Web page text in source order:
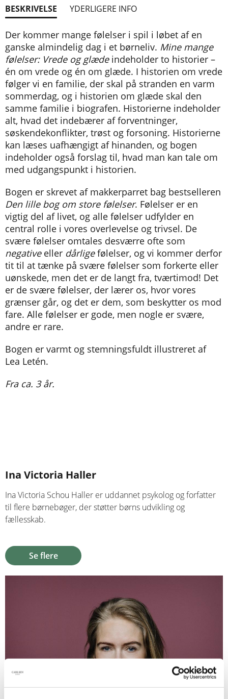
BESKRIVELSE YDERLIGERE INFO
Der kommer mange følelser i spil i løbet af en
ganske almindelig dag i et børneliv. Mine mange
følelser: Vrede og glædeindeholder to historier –
én om vrede og én om glæde. I historien om vrede
følger vi en familie, der skal på stranden en varm
sommerdag, og i historien om glæde skal den
samme familie i biografen. Historierne indeholder
alt, hvad det indebærer af forventninger,
søskendekonflikter, trøst og forsoning. Historierne
kan læses uafhængigt af hinanden, og bogen
indeholder også forslag til, hvad man kan tale om
med udgangspunkt i historien.
Bogen er skrevet af makkerparret bag bestselleren
Den lille bog om store følelser. Følelser er en
vigtig del af livet, og alle følelser udfylder en
central rolle i vores overlevelse og trivsel. De
svære følelser omtales desværre ofte som
negativeeller dårligefølelser, og vi kommer derfor
tit til at tænke på svære følelser som forkerte eller
uønskede, men det er de langt fra, tværtimod! Det
er de svære følelser, der lærer os, hvor vores
grænser går, og det er dem, som beskytter os mod
fare. Alle følelser er gode, men nogle er svære,
andre er rare.
Bogen er varmt og stemningsfuldt illustreret af
Lea Letén.
Fra ca. 3 år.
Ina Victoria Haller
Ina Victoria Schou Haller er uddannet psykolog og forfatter
til flere børnebøger, der støtter børns udvikling og
fællesskab.
Se flere